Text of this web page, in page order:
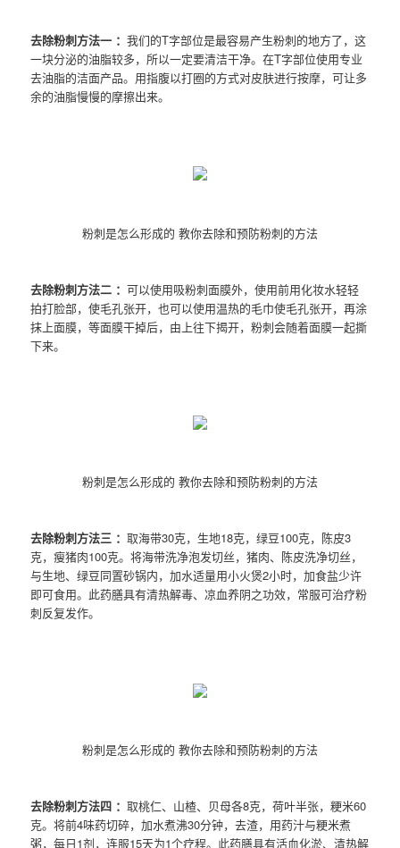
去除粉刺方法一 ：我们的T字部位是最容易产生粉刺的地方了，这
一块分泌的油脂较多，所以一定要清洁干净。在T字部位使用专业
去油脂的洁面产品。用指腹以打圈的方式对皮肤进行按摩，可让多
余的油脂慢慢的摩擦出来。
粉刺是怎么形成的 教你去除和预防粉刺的方法
去除粉刺方法二 ：可以使用吸粉刺面膜外，使用前用化妆水轻轻
拍打脸部，使毛孔张开，也可以使用温热的毛巾使毛孔张开，再涂
抹上面膜，等面膜干掉后，由上往下揭开，粉刺会随着面膜一起撕
下来。
粉刺是怎么形成的 教你去除和预防粉刺的方法
去除粉刺方法三 ：取海带30克，生地18克，绿豆100克，陈皮3
克，瘦猪肉100克。将海带洗净泡发切丝，猪肉、陈皮洗净切丝，
与生地、绿豆同置砂锅内，加水适量用小火煲2小时，加食盐少许
即可食用。此药膳具有清热解毒、凉血养阴之功效，常服可治疗粉
刺反复发作。
粉刺是怎么形成的 教你去除和预防粉刺的方法
去除粉刺方法四 ：取桃仁、山楂、贝母各8克，荷叶半张，粳米60
克。将前4味药切碎，加水煮沸30分钟，去渣，用药汁与粳米煮
粥，每日1剂，连服15天为1个疗程。此药膳具有活血化淤、清热解